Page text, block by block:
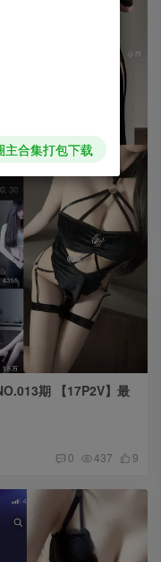
期 【17P2V】最
0 437 9
主合集打包下载